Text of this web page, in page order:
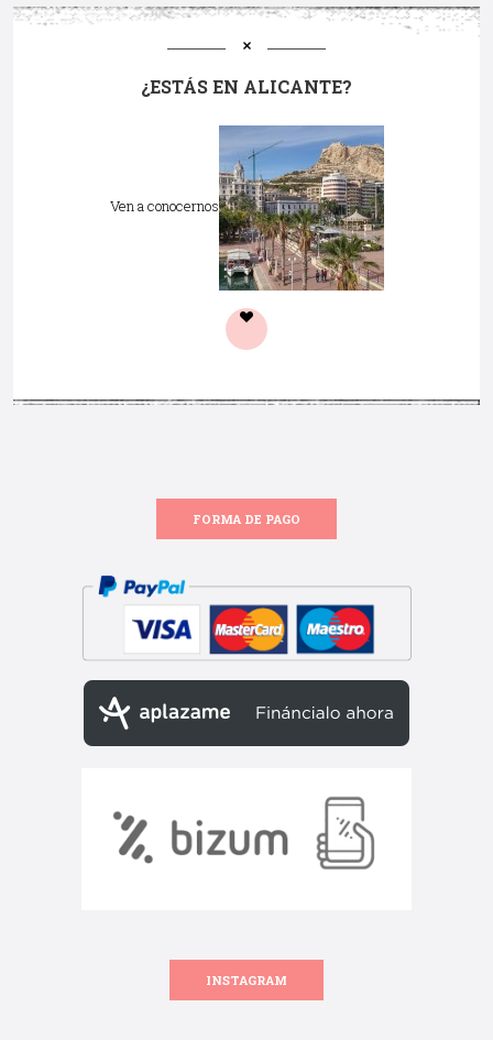
¿ESTÁS EN ALICANTE?
Ven a conocernos
FORMA DE PAGO
INSTAGRAM